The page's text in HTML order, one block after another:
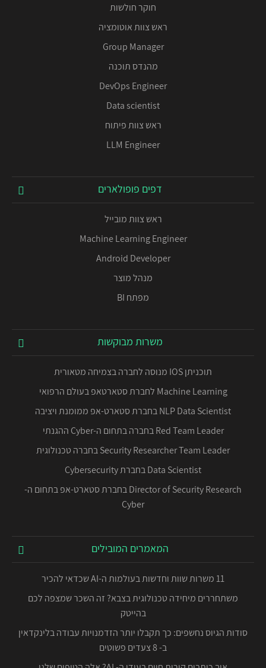
חוקר חולשות
ראש צוות אוטומציה
Group Manager
מהנדס תוכנה
DevOps Engineer
Data scientist
ראש צוות פיתוח
LLM Engineer
דפים פופולארים
ראש צוות מובייל
Machine Learning Engineer
Android Developer
מנהל מוצר
מפתח BI
משרות מבוקשות
תוכניתן IOS מנוסה לחברה בצמיחה מטאורית
Machine Learning לחברת סטארטאפ בעולם הרפואי
NLP Data Scientist בחברת סטארט-אפ ממומנת ויציבה
Red Team Leader בחברה בתחום ה-Cyber ההגנתי
Security Researcher Team Leader בחברה טכנולוגית
Data Scientist בחברת Cybersecurity
Director of Security Research בחברת סטארט-אפ בתחום ה-
Cyber
המאמרים המובילים
11 משרות שוות וחדשות בעולמות ה-AI שכדאי להכיר
משתחררים מיחידה טכנולוגית בצבא? זה השכר שמצפה לכם
בהייטק
סודות הגיוס נחשפים: כך תקבלו יותר הזדמנויות עבודה בלינקדאין
ב- 8 צעדים פשוטים